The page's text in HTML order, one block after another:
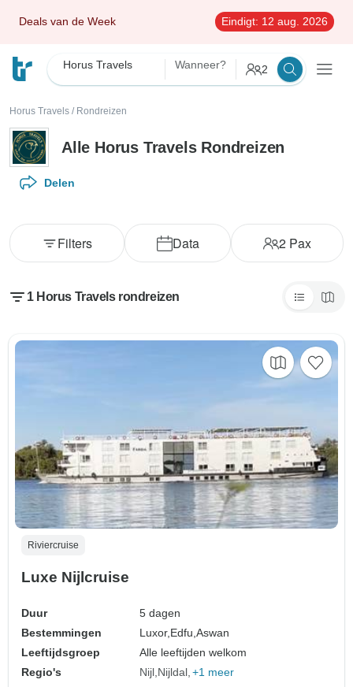
Deals van de Week Eindigt: 12 aug. 2026
Horus Travels Wanneer? 2
Horus Travels / Rondreizen
Alle Horus Travels Rondreizen
Delen
Data 2 Pax
Filters
1 Horus Travels rondreizen
Riviercruise
Luxe Nijlcruise
Duur
5 dagen
Bestemmingen
Luxor, Edfu,Aswan
Leeftijdsgroep
Alle leeftijden welkom
Regio's
Nijl Nijldal +1 meer